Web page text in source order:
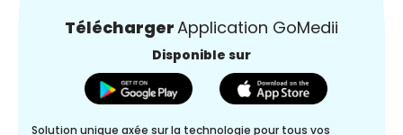
TéléchargerApplication GoMedii
Disponible sur
Solution unique axée sur la technologie pour tous vos